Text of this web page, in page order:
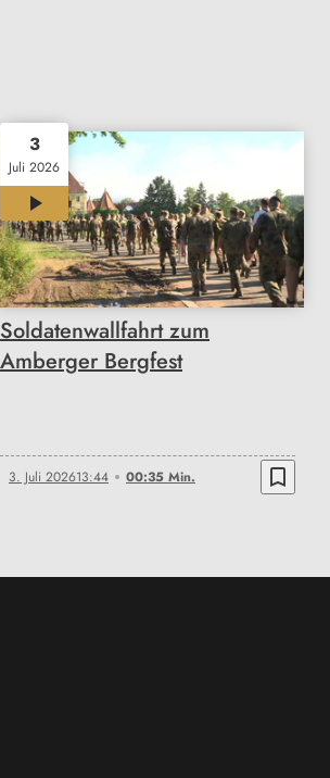
3
Juli 2026
00:35
Soldatenwallfahrt zum
Amberger Bergfest
3. Juli 202613:44 00:35 Min. bookmark_border